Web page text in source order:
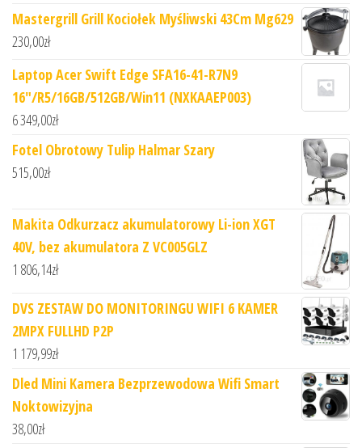
Mastergrill Grill Kociołek Myśliwski 43Cm Mg629
230,00zł
Laptop Acer Swift Edge SFA16-41-R7N9
16"/R5/16GB/512GB/Win11 (NXKAAEP003)
6 349,00zł
Fotel Obrotowy Tulip Halmar Szary
515,00zł
Makita Odkurzacz akumulatorowy Li-ion XGT
40V, bez akumulatora Z VC005GLZ
1 806,14zł
DVS ZESTAW DO MONITORINGU WIFI 6 KAMER
2MPX FULLHD P2P
1 179,99zł
Dled Mini Kamera Bezprzewodowa Wifi Smart
Noktowizyjna
38,00zł